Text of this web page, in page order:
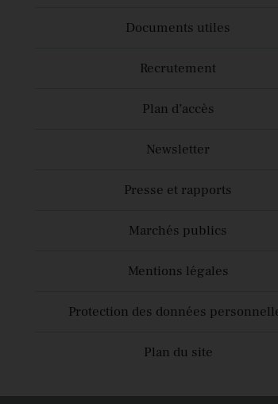
Documents utiles
Recrutement
Plan d’accès
Newsletter
Presse et rapports
Marchés publics
Mentions légales
Protection des données
Plan du site